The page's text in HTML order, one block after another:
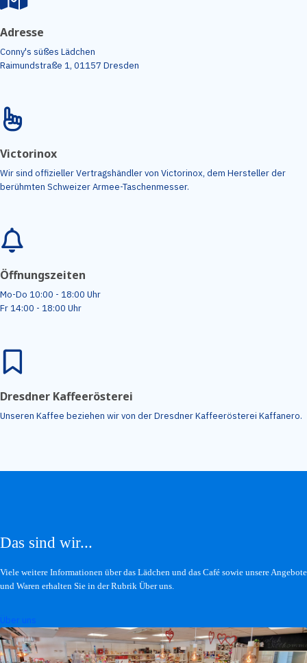
Adresse
Conny's süßes Lädchen
Raimundstraße 1, 01157 Dresden
Victorinox
Wir sind offizieller Vertragshändler von Victorinox, dem Hersteller der
berühmten Schweizer Armee-Taschenmesser.
Öffnungszeiten
Mo-Do 10:00 - 18:00 Uhr
Fr 14:00 - 18:00 Uhr
Dresdner Kaffeerösterei
Unseren Kaffee beziehen wir von der Dresdner Kaffeerösterei Kaffanero.
Das sind wir...
Viele weitere Informationen über das Lädchen und das Café sowie unsere Angebote
und Waren erhalten Sie in der Rubrik Über uns.
Über uns